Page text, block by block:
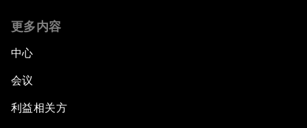
更多内容
中心
会议
利益相关方